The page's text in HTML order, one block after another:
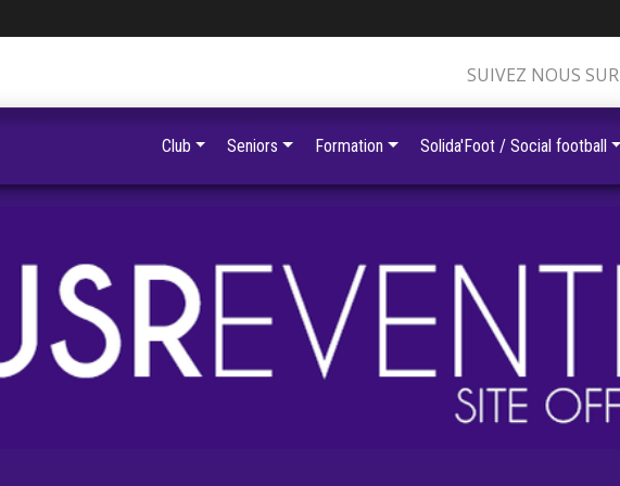
SUIVEZ NOUS SUR
Club Seniors Formation Solida'Foot / Social football